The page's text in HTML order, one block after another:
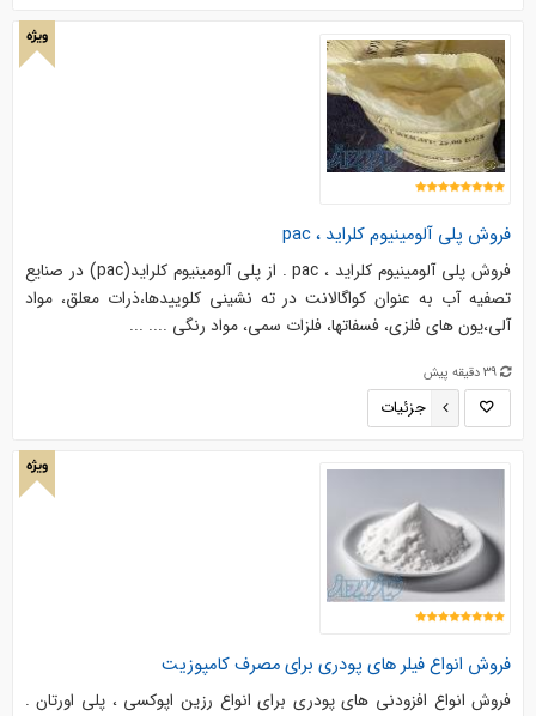
ویژه
فروش پلی آلومینیوم کلراید ، pac
فروش پلی آلومینیوم کلراید ، pac . از پلی آلومینیوم کلراید(pac) در صنایع
تصفیه آب به عنوان کواگالانت در ته نشینی کلوییدها،ذرات معلق، مواد
آلی،یون های فلزی، فسفاتها، فلزات سمی، مواد رنگی .... ...
39 دقیقه پیش
جزئیات
ویژه
فروش انواع فیلر های پودری برای مصرف کامپوزیت
فروش انواع افزودنی های پودری برای انواع رزین اپوکسی ، پلی اورتان .